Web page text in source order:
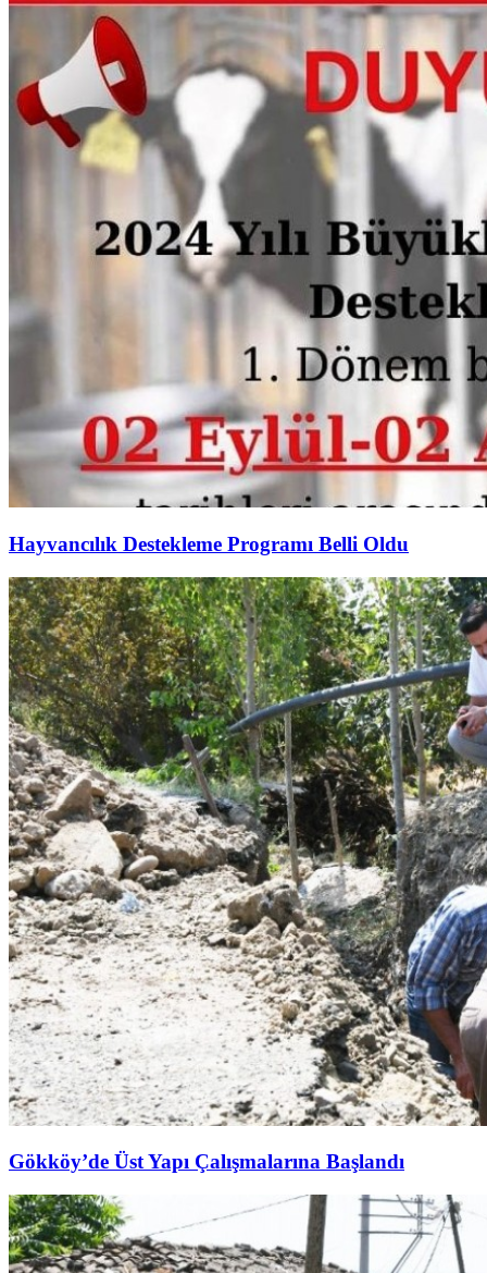
Hayvancılık Destekleme Programı Belli Oldu
Gökköy’de Üst Yapı Çalışmalarına Başlandı